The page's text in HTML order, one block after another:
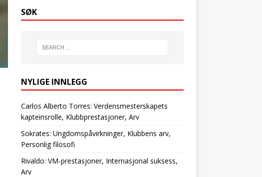
SØK
NYLIGE INNLEGG
Carlos Alberto Torres: Verdensmesterskapets
kapteinsrolle, Klubbprestasjoner, Arv
Sokrates: Ungdomspåvirkninger, Klubbens arv,
Personlig filosofi
Rivaldo: VM-prestasjoner, Internasjonal suksess,
Arv